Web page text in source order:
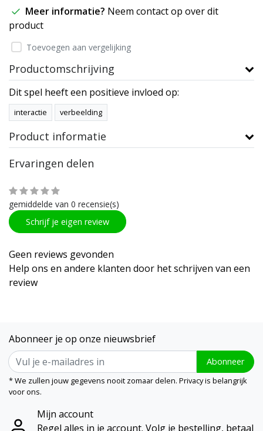
Meer informatie? Neem contact op over dit
product
Toevoegen aan vergelijking
Productomschrijving
Dit spel heeft een positieve invloed op:
interactie verbeelding
Product informatie
Ervaringen delen
gemiddelde van 0 recensie(s)
Schrijf je eigen review
Geen reviews gevonden
Help ons en andere klanten door het schrijven van een
review
Abonneer je op onze nieuwsbrief
Abonneer
* We zullen jouw gegevens nooit zomaar delen. Privacy is belangrijk
voor ons.
Mijn account
Regel alles in je account. Volg je bestelling, betaal